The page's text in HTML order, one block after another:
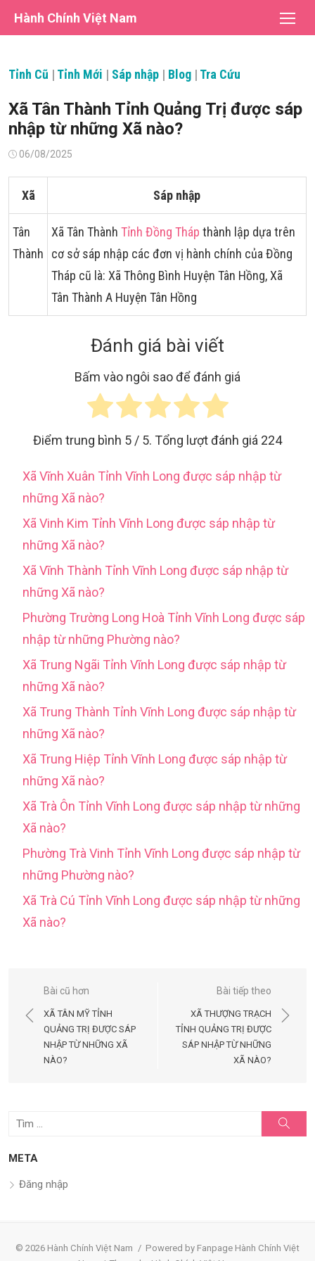
Hành Chính Việt Nam
Tỉnh Cũ | Tỉnh Mới | Sáp nhập | Blog | Tra Cứu
Xã Tân Thành Tỉnh Quảng Trị được sáp
nhập từ những Xã nào?
Đăng06/08/2025
Xã Sáp nhập
Tân
Thành
Xã Tân Thành Tỉnh Đồng Tháp thành lập dựa trên
cơ sở sáp nhập các đơn vị hành chính của Đồng
Tháp cũ là: Xã Thông Bình Huyện Tân Hồng, Xã
Tân Thành A Huyện Tân Hồng
Đánh giá bài viết
Bấm vào ngôi sao để đánh giá
Điểm trung bình 5 / 5. Tổng lượt đánh giá 224
Xã Vĩnh Xuân Tỉnh Vĩnh Long được sáp nhập từ
những Xã nào?
Xã Vinh Kim Tỉnh Vĩnh Long được sáp nhập từ
những Xã nào?
Xã Vĩnh Thành Tỉnh Vĩnh Long được sáp nhập từ
những Xã nào?
Phường Trường Long Hoà Tỉnh Vĩnh Long được sáp
nhập từ những Phường nào?
Xã Trung Ngãi Tỉnh Vĩnh Long được sáp nhập từ
những Xã nào?
Xã Trung Thành Tỉnh Vĩnh Long được sáp nhập từ
những Xã nào?
Xã Trung Hiệp Tỉnh Vĩnh Long được sáp nhập từ
những Xã nào?
Xã Trà Ôn Tỉnh Vĩnh Long được sáp nhập từ những
Xã nào?
Phường Trà Vinh Tỉnh Vĩnh Long được sáp nhập từ
những Phường nào?
Xã Trà Cú Tỉnh Vĩnh Long được sáp nhập từ những
Xã nào?
Điều
hướng
viết
Bài cũ hơn
XÃ TÂN MỸ TỈNH
QUẢNG TRỊ ĐƯỢC SÁP
NHẬP TỪ NHỮNG XÃ
NÀO?
Bài tiếp theo
XÃ THƯỢNG TRẠCH
TỈNH QUẢNG TRỊ ĐƯỢC
SÁP NHẬP TỪ NHỮNG
XÃ NÀO?
Tìm
quả
kiếm
META
Đăng nhập
© 2026 Hành Chính Việt Nam / Powered by Fanpage Hành Chính Việt